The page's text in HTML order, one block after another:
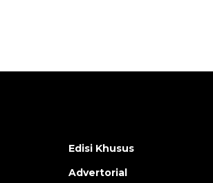
Edisi Khusus
Advertorial